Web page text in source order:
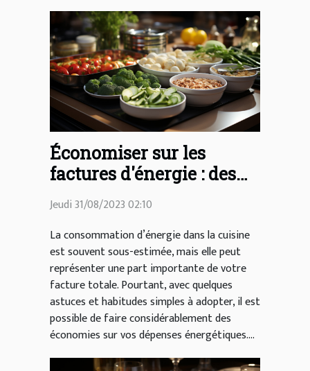
Économiser sur les
factures d'énergie : des
astuces simples pour la
cuisine
Jeudi 31/08/2023 02:10
La consommation d’énergie dans la cuisine
est souvent sous-estimée, mais elle peut
représenter une part importante de votre
facture totale. Pourtant, avec quelques
astuces et habitudes simples à adopter, il est
possible de faire considérablement des
économies sur vos dépenses énergétiques....